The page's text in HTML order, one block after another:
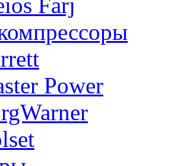
Power